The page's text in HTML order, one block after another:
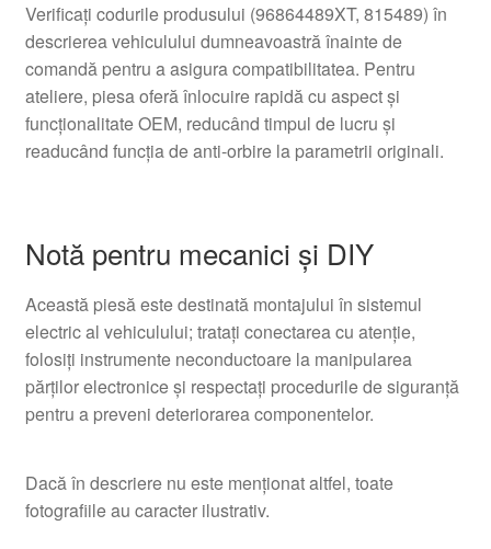
Verificați codurile produsului (96864489XT, 815489) în
descrierea vehiculului dumneavoastră înainte de
comandă pentru a asigura compatibilitatea. Pentru
ateliere, piesa oferă înlocuire rapidă cu aspect şi
funcţionalitate OEM, reducând timpul de lucru și
readucând funcţia de anti-orbire la parametrii originali.
Notă pentru mecanici şi DIY
Această piesă este destinată montajului în sistemul
electric al vehiculului; trataţi conectarea cu atenție,
folosiţi instrumente neconductoare la manipularea
părților electronice şi respectaţi procedurile de siguranţă
pentru a preveni deteriorarea componentelor.
Dacă în descriere nu este menționat altfel, toate
fotografiile au caracter ilustrativ.